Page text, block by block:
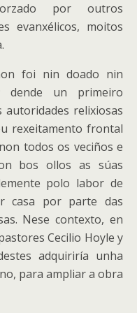
por outros
evanxélicos, moitos
foi nin doado nin
dende un primeiro
autoridades relixiosas
rexeitamento frontal
todos os veciños e
bos ollos as súas
polo labor de
casa por parte das
Nese contexto, en
Cecilio Hoyle y
adquiriría unha
para ampliar a obra